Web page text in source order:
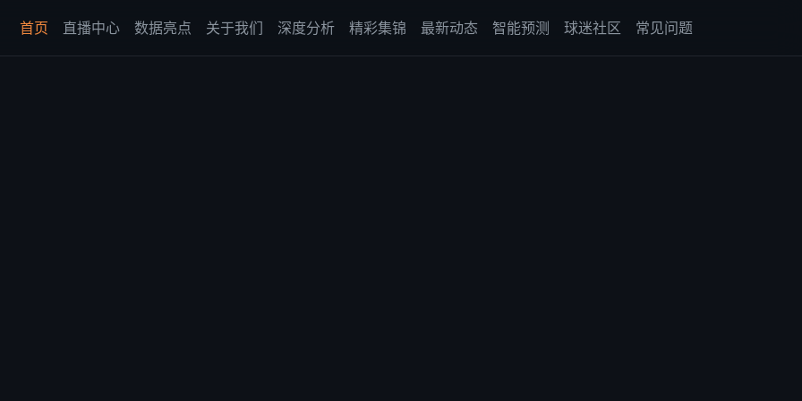
首页 直播中心 数据亮点 关于我们 深度分析 精彩集锦 最新动态 智能预测 球迷社区 常见问题